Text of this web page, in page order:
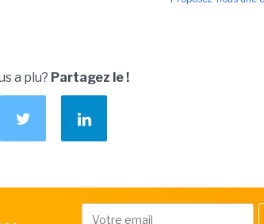
a plu? Partagez le !